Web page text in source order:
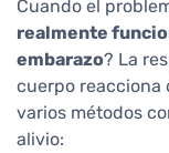
Cuando el
realmente
embarazo? La
cuerpo reacciona
varios métodos
alivio: